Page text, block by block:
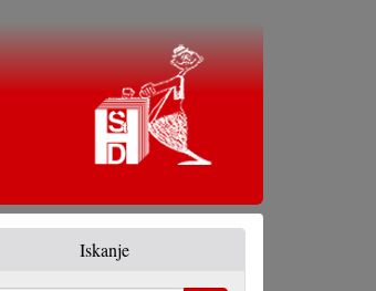
Iskanje